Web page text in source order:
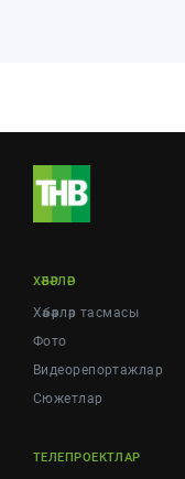
ХӘБӘРЛӘР
Хәбәрләр тасмасы
Фото
Видеорепортажлар
Cюжетлар
ТЕЛЕПРОЕКТЛАР